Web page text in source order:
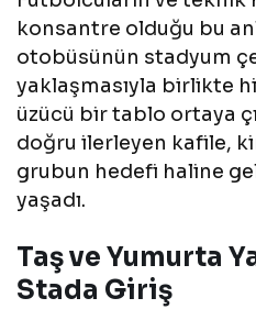
konsantre olduğu bu
otobüsünün stadyum
yaklaşmasıyla birlikte
üzücü bir tablo ortaya
doğru ilerleyen kafile,
grubun hedefi haline
yaşadı.
Taş ve Yumurta
Stada Giriş